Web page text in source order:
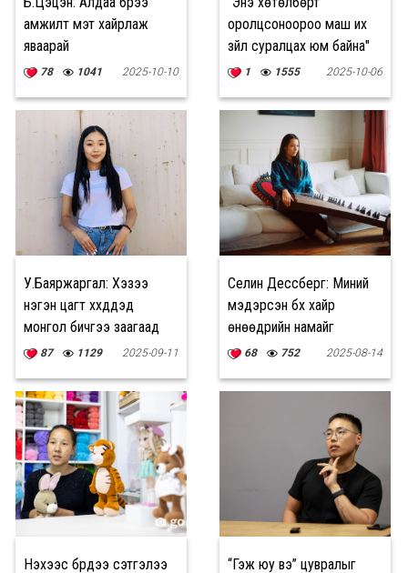
амжилт мэт хайрлаж
яваарай
78 1041 2025-10-10
оролцсоноороо маш их
зүйл суралцах юм байна"
1 1555 2025-10-06
У.Баяржаргал: Хэзээ
нэгэн цагт хүүхдүүдэд
монгол бичгээ заагаад
зогсож байна гэхээр гоё
87 1129 2025-09-11
Селин Дессберг: Миний
мэдэрсэн бүх хайр
өнөөдрийн намайг
бүтээсэн
68 752 2025-08-14
Нэхээс бүрдээ сэтгэлээ
“Гэж юу вэ” цувралыг